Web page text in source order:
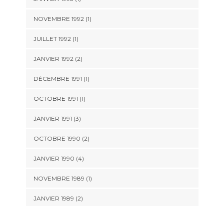
NOVEMBRE 1992 (1)
JUILLET 1992 (1)
JANVIER 1992 (2)
DÉCEMBRE 1991 (1)
OCTOBRE 1991 (1)
JANVIER 1991 (3)
OCTOBRE 1990 (2)
JANVIER 1990 (4)
NOVEMBRE 1989 (1)
JANVIER 1989 (2)